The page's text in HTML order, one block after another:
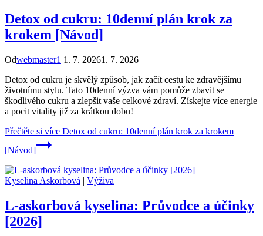
Detox od cukru: 10denní plán krok za
krokem [Návod]
Odwebmaster1 1. 7. 20261. 7. 2026
Detox od cukru je skvělý způsob, jak začít cestu ke zdravějšímu
životnímu stylu. Tato 10denní výzva vám pomůže zbavit se
škodlivého cukru a zlepšit vaše celkové zdraví. Získejte více energie
a pocit vitality již za krátkou dobu!
Přečtěte si více Detox od cukru: 10denní plán krok za krokem
[Návod]
Kyselina Askorbová | Výživa
L-askorbová kyselina: Průvodce a účinky
[2026]